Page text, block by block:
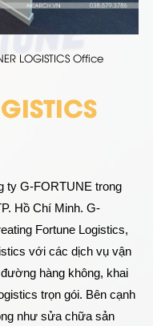
LOGISTICS Office
ty G-FORTUNE trong
Hồ Chí Minh. G-
Fortune Logistics,
với các dịch vụ vận
hàng không, khai
trọn gói. Bên cạnh
như sửa chữa sản